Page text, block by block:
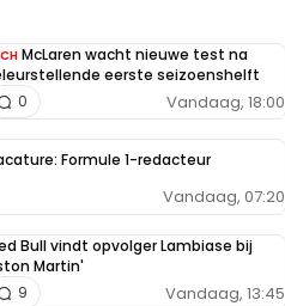
McLaren wacht nieuwe test na
eerste seizoenshelft
Vandaag, 18:00
0
Formule 1-redacteur
Vandaag, 07:20
Bull vindt opvolger Lambiase bij
Martin'
Vandaag, 13:45
9